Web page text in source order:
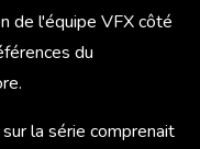
de l'équipe VFX côté
du
la série comprenait